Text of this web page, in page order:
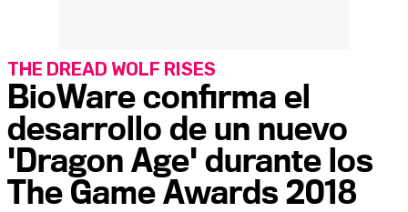
BioWare confirma el
desarrollo de un nuevo
'Dragon Age' durante los
The Game Awards 2018
THE DREAD WOLF RISES